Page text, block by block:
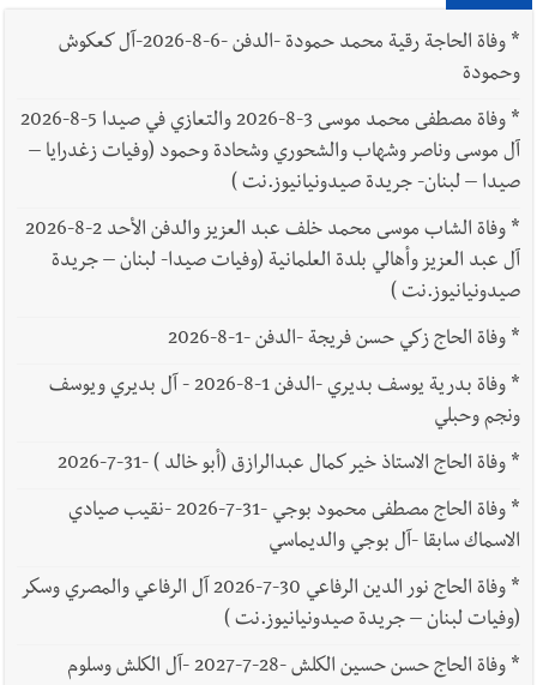
*
وفاة الحاجة رقية محمد حمودة -الدفن -6-8-2026-آل كعكوش
وحمودة
*
وفاة مصطفى محمد موسى 3-8-2026 والتعازي في صيدا 5-8-2026
آل موسى وناصر وشهاب والشحوري وشحادة وحمود (وفيات زغدرايا –
صيدا – لبنان- جريدة صيدونيانيوز.نت )
*
وفاة الشاب موسى محمد خلف عبد العزيز والدفن الأحد 2-8-2026
آل عبد العزيز وأهالي بلدة العلمانية (وفيات صيدا- لبنان – جريدة
صيدونيانيوز.نت )
*وفاة الحاج زكي حسن فريجة -الدفن -1-8-2026
*
وفاة بدرية يوسف بديري -الدفن 1-8-2026 - آل بديري ويوسف
ونجم وحبلي
*وفاة الحاج الاستاذ خير كمال عبدالرازق (أبو خالد ) -31-7-2026
*
وفاة الحاج مصطفى محمود بوجي -31-7-2026 -نقيب صيادي
الاسماك سابقا -آل بوجي والديماسي
*
وفاة الحاج نور الدين الرفاعي 30-7-2026 آل الرفاعي والمصري وسكر
(وفيات لبنان – جريدة صيدونيانيوز.نت )
*
وفاة الحاج حسن حسين الكلش -28-7-2027 -آل الكلش وسلوم